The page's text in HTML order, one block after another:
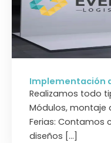
Implementación
Realizamos todo
Módulos, montaje
Ferias: Contamos
diseños […]